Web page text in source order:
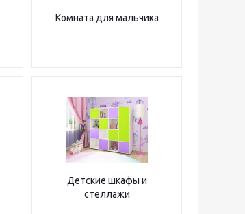
Комната для мальчика
Детские шкафы и
стеллажи